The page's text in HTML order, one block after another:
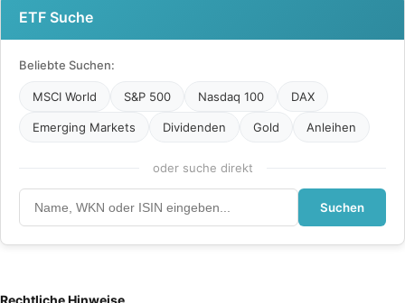
ETF Suche
Beliebte Suchen:
MSCI World S&P 500 Nasdaq 100 DAX
Emerging Markets Dividenden Gold Anleihen
oder suche direkt
Suchen
Rechtliche Hinweise